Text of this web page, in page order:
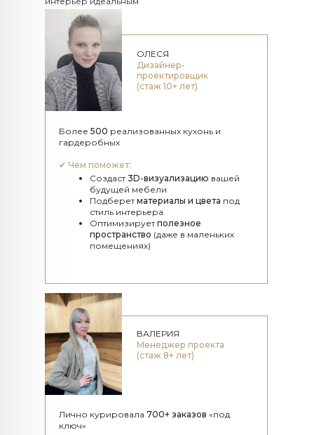
ОЛЕСЯ
Дизайнер-
проектировщик
(стаж 10+ лет)
Более 500 реализованных кухонь и
гардеробных
✔ Чем поможет:
Создаст3D-визуализацию вашей
будущей мебели
Подберетматериалы и цвета под
стиль интерьера
Оптимизируетполезное
пространство (даже в маленьких
помещениях)
ВАЛЕРИЯ
Менеджер проекта
(стаж 8+ лет)
Лично курировала 700+ заказов «под
ключ»